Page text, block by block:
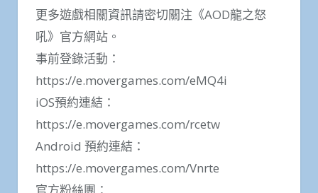
更多遊戲相關資訊請密切關注《AOD龍之怒
吼》官方網站。
事前登錄活動：
https://e.movergames.com/eMQ4i
iOS預約連結：
https://e.movergames.com/rcetw
Android 預約連結：
https://e.movergames.com/Vnrte